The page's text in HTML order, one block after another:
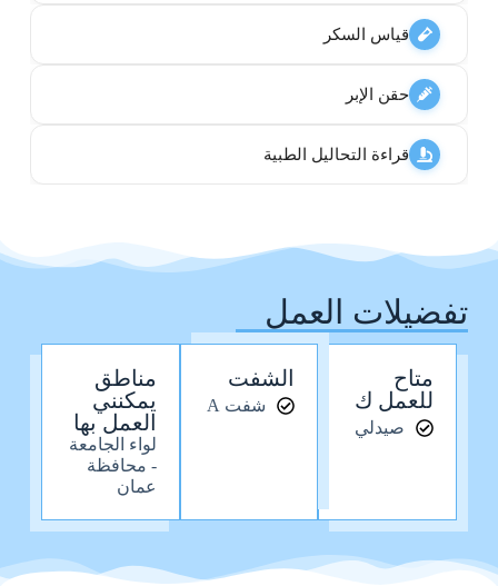
قياس السكر
حقن الإبر
قراءة التحاليل الطبية
تفضيلات العمل
متاح
للعمل ك
صيدلي
الشفت
شفت A
مناطق
يمكنني
العمل بها
لواء الجامعة
- محافظة
عمان